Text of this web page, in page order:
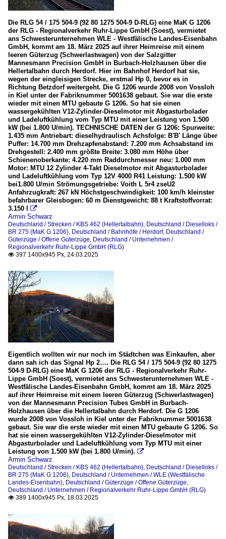
Die RLG 54 / 175 504-9 (92 80 1275 504-9 D-RLG) eine MaK G 1206
der RLG - Regionalverkehr Ruhr-Lippe GmbH (Soest), vermietet
ans Schwesterunternehmen WLE - Westfälische Landes-Eisenbahn
GmbH, kommt am 18. März 2025 auf ihrer Heimreise mit einem
leeren Güterzug (Schwerlastwagen) von der Salzgitter
Mannesmann Precision GmbH in Burbach-Holzhausen über die
Hellertalbahn durch Herdorf. Hier im Bahnhof Herdorf hat sie,
wegen der eingleisigen Strecke, erstmal Hp 0, bevor es in
Richtung Betzdorf weitergeht. Die G 1206 wurde 2008 von Vossloh
in Kiel unter der Fabriknummer 5001638 gebaut. Sie war die erste
wieder mit einen MTU gebaute G 1206. So hat sie einen
wassergekühlten V12-Zylinder-Dieselmotor mit Abgasturbolader
und Ladeluftkühlung vom Typ MTU mit einer Leistung von 1.500
kW (bei 1.800 U/min). TECHNISCHE DATEN der G 1206: Spurweite:
1.435 mm Antriebart: dieselhydraulisch Achsfolge: B'B' Länge über
Puffer: 14.700 mm Drehzapfenabstand: 7.200 mm Achsabstand im
Drehgestell: 2.400 mm größte Breite: 3.080 mm Höhe über
Schienenoberkante: 4.220 mm Raddurchmesser neu: 1.000 mm
Motor: MTU 12 Zylinder 4-Takt Dieselmotor mit Abgasturbolader
und Ladeluftkühlung vom Typ 12V 4000 R41 Leistung: 1.500 kW
bei1.800 U/min Strömungsgetriebe: Voith L 5r4 zseU2
Anfahrzugkraft: 267 kN Höchstgeschwindigkeit: 100 km/h kleinster
befahrbarer Gleisbogen: 60 m Dienstgewicht: 88 t Kraftstoffvorrat:
3.150 l

Armin Schwarz
Deutschland / Strecken / KBS 462 (Hellertalbahn), Deutschland / Dieselloks /
BR 275 (MaK G 1206), Deutschland / Bahnhöfe / Herdorf, Deutschland /
Güterzüge / Offene Güterzüge, Deutschland / Unternehmen /
Regionalverkehr Ruhr-Lippe GmbH (RLG)
 397 1400x945 Px, 24.03.2025
Eigentlich wollten wir nur noch im Städtchen was Einkaufen, aber
dann sah ich das Signal Hp 2…. Die RLG 54 / 175 504-9 (92 80 1275
504-9 D-RLG) eine MaK G 1206 der RLG - Regionalverkehr Ruhr-
Lippe GmbH (Soest), vermietet ans Schwesterunternehmen WLE -
Westfälische Landes-Eisenbahn GmbH, kommt am 18. März 2025
auf ihrer Heimreise mit einem leeren Güterzug (Schwerlastwagen)
von der Mannesmann Precision Tubes GmbH in Burbach-
Holzhausen über die Hellertalbahn durch Herdorf. Die G 1206
wurde 2008 von Vossloh in Kiel unter der Fabriknummer 5001638
gebaut. Sie war die erste wieder mit einen MTU gebaute G 1206. So
hat sie einen wassergekühlten V12-Zylinder-Dieselmotor mit
Abgasturbolader und Ladeluftkühlung vom Typ MTU mit einer
Leistung von 1.500 kW (bei 1.800 U/min). 
Armin Schwarz
Deutschland / Strecken / KBS 462 (Hellertalbahn), Deutschland / Dieselloks /
BR 275 (MaK G 1206), Deutschland / Unternehmen / WLE (Westfälische
Landes-Eisenbahn), Deutschland / Güterzüge / Offene Güterzüge,
Deutschland / Unternehmen / Regionalverkehr Ruhr-Lippe GmbH (RLG)
 389 1400x945 Px, 18.03.2025